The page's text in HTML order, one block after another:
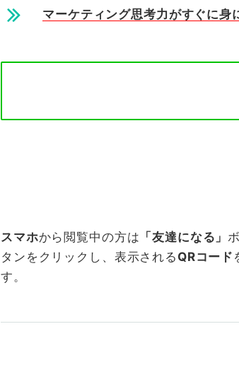
マーケティング思考力がすぐに身
スマホから閲覧中の方は 「友達になる」
タンをクリックし、表示される QRコード
す。